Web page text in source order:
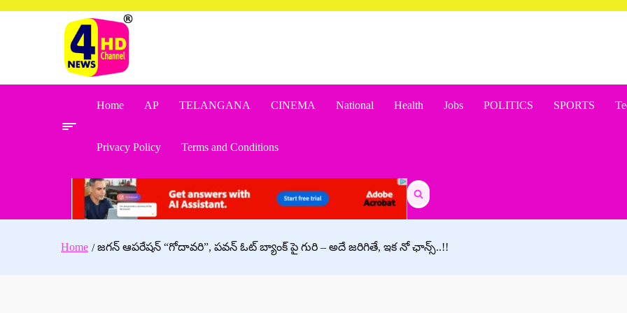
Home AP TELANGANA CINEMA National Health Jobs POLITICS SPORTS
Privacy Policy Terms and Conditions
Search
for:
Home జగన్ ఆపరేషన్ “గోదావరి”, పవన్ ఓట్ బ్యాంక్ పై గురి – అదే జరిగితే, ఇక నో ఛాన్స్..!!